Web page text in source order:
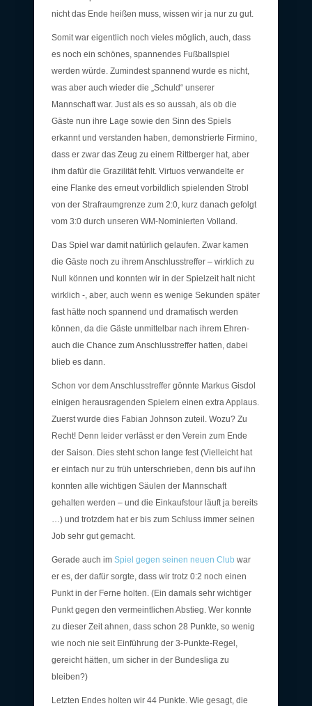
nicht das Ende heißen muss, wissen wir ja nur zu gut.
Somit war eigentlich noch vieles möglich, auch, dass
es noch ein schönes, spannendes Fußballspiel
werden würde. Zumindest spannend wurde es nicht,
was aber auch wieder die „Schuld“ unserer
Mannschaft war. Just als es so aussah, als ob die
Gäste nun ihre Lage sowie den Sinn des Spiels
erkannt und verstanden haben, demonstrierte Firmino,
dass er zwar das Zeug zu einem Rittberger hat, aber
ihm dafür die Grazilität fehlt. Virtuos verwandelte er
eine Flanke des erneut vorbildlich spielenden Strobl
von der Strafraumgrenze zum 2:0, kurz danach gefolgt
vom 3:0 durch unseren WM-Nominierten Volland.
Das Spiel war damit natürlich gelaufen. Zwar kamen
die Gäste noch zu ihrem Anschlusstreffer – wirklich zu
Null können und konnten wir in der Spielzeit halt nicht
wirklich -, aber, auch wenn es wenige Sekunden später
fast hätte noch spannend und dramatisch werden
können, da die Gäste unmittelbar nach ihrem Ehren-
auch die Chance zum Anschlusstreffer hatten, dabei
blieb es dann.
Schon vor dem Anschlusstreffer gönnte Markus Gisdol
einigen herausragenden Spielern einen extra Applaus.
Zuerst wurde dies Fabian Johnson zuteil. Wozu? Zu
Recht! Denn leider verlässt er den Verein zum Ende
der Saison. Dies steht schon lange fest (Vielleicht hat
er einfach nur zu früh unterschrieben, denn bis auf ihn
konnten alle wichtigen Säulen der Mannschaft
gehalten werden – und die Einkaufstour läuft ja bereits
…) und trotzdem hat er bis zum Schluss immer seinen
Job sehr gut gemacht.
Gerade auch im Spiel gegen seinen neuen Club war
er es, der dafür sorgte, dass wir trotz 0:2 noch einen
Punkt in der Ferne holten. (Ein damals sehr wichtiger
Punkt gegen den vermeintlichen Abstieg. Wer konnte
zu dieser Zeit ahnen, dass schon 28 Punkte, so wenig
wie noch nie seit Einführung der 3-Punkte-Regel,
gereicht hätten, um sicher in der Bundesliga zu
bleiben?)
Letzten Endes holten wir 44 Punkte. Wie gesagt, die